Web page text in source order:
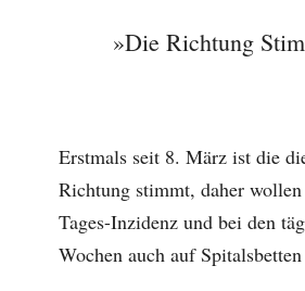
»Die Richtung
Erstmals seit 8. März ist die
Richtung stimmt, daher
Tages-Inzidenz und bei den
Wochen auch auf